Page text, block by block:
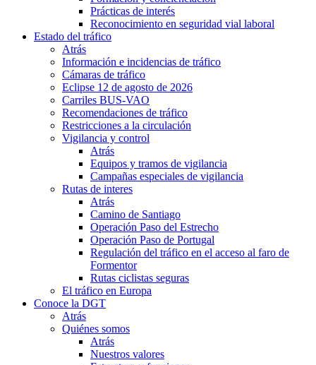
Prácticas de interés
Reconocimiento en seguridad vial laboral
Estado del tráfico
Atrás
Información e incidencias de tráfico
Cámaras de tráfico
Eclipse 12 de agosto de 2026
Carriles BUS-VAO
Recomendaciones de tráfico
Restricciones a la circulación
Vigilancia y control
Atrás
Equipos y tramos de vigilancia
Campañas especiales de vigilancia
Rutas de interes
Atrás
Camino de Santiago
Operación Paso del Estrecho
Operación Paso de Portugal
Regulación del tráfico en el acceso al faro de
Formentor
Rutas ciclistas seguras
El tráfico en Europa
Conoce la DGT
Atrás
Quiénes somos
Atrás
Nuestros valores